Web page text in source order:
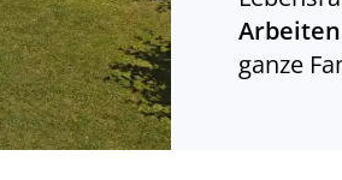
Arbeiten
ganze